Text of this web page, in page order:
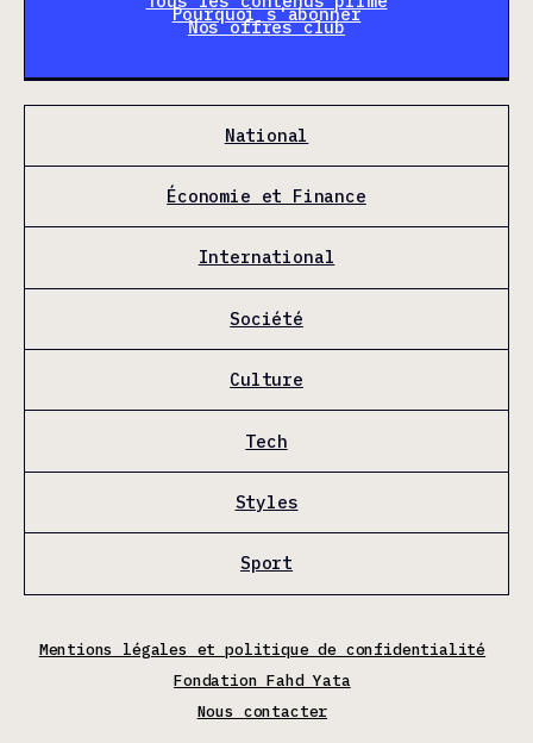
Pourquoi s'abonner
Nos offres club
National
Économie et Finance
International
Société
Culture
Tech
Styles
Sport
Mentions légales et politique de confidentialité
Fondation Fahd Yata
Nous contacter